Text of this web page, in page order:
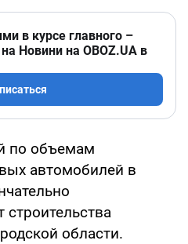
в курсе главного –
Новини на OBOZ.UA в
по объемам
автомобилей в
области.